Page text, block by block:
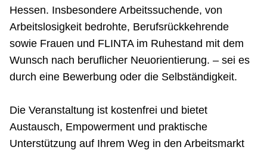
Hessen. Insbesondere Arbeitssuchende, von
Arbeitslosigkeit bedrohte, Berufsrückkehrende
sowie Frauen und FLINTA im Ruhestand mit dem
Wunsch nach beruflicher Neuorientierung. – sei es
durch eine Bewerbung oder die Selbständigkeit.
Die Veranstaltung ist kostenfrei und bietet
Austausch, Empowerment und praktische
Unterstützung auf Ihrem Weg in den Arbeitsmarkt